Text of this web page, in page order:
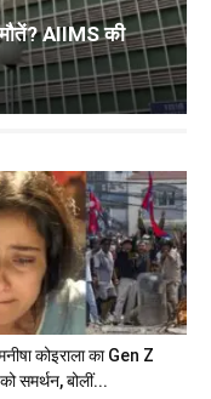
मौतें? AIIMS की
कोइराला का Gen Z
समर्थन, बोलीं...